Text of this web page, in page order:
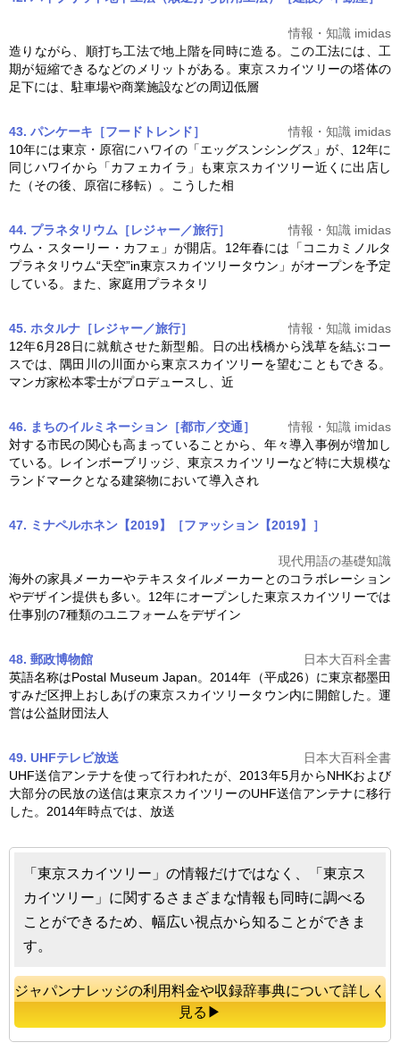
情報・知識 imidas
造りながら、順打ち工法で地上階を同時に造る。この工法には、工
期が短縮できるなどのメリットがある。 東京スカイツリーの塔体の
足下には、駐車場や商業施設などの周辺低層
43. パンケーキ［フードトレンド］
情報・知識 imidas
10年には東京・原宿にハワイの「エッグスンシングス」が、12年に
同じハワイから「カフェカイラ」も東京スカイツリー近くに出店し
た（その後、原宿に移転）。こうした相
44. プラネタリウム［レジャー／旅行］
情報・知識 imidas
ウム・スターリー・カフェ」が開店。12年春には「コニカミノルタ
プラネタリウム“天空”in東京スカイツリータウン」がオープンを予定
している。また、家庭用プラネタリ
45. ホタルナ［レジャー／旅行］
情報・知識 imidas
12年6月28日に就航させた新型船。日の出桟橋から浅草を結ぶコー
スでは、隅田川の川面から東京スカイツリーを望むこともできる。
マンガ家松本零士がプロデュースし、近
46. まちのイルミネーション［都市／交通］
情報・知識 imidas
対する市民の関心も高まっていることから、年々導入事例が増加し
ている。レインボーブリッジ、 東京スカイツリーなど特に大規模な
ランドマークとなる建築物において導入され
47. ミナペルホネン【2019】［ファッション【2019】］
現代用語の基礎知識
海外の家具メーカーやテキスタイルメーカーとのコラボレーション
やデザイン提供も多い。12年にオープンした東京スカイツリーでは
仕事別の7種類のユニフォームをデザイン
48. 郵政博物館
日本大百科全書
英語名称はPostal Museum Japan。2014年（平成26）に東京都墨田
すみだ区押上おしあげの東京スカイツリータウン内に開館した。運
営は公益財団法人
49. UHFテレビ放送
日本大百科全書
UHF送信アンテナを使って行われたが、2013年5月からNHKおよび
大部分の民放の送信は東京スカイツリーのUHF送信アンテナに移行
した。2014年時点では、放送
「東京スカイツリー」の情報だけではなく、「東京ス
カイツリー」に関するさまざまな情報も同時に調べる
ことができるため、幅広い視点から知ることができま
す。
ジャパンナレッジの利用料金や収録辞事典について詳しく
見る▶